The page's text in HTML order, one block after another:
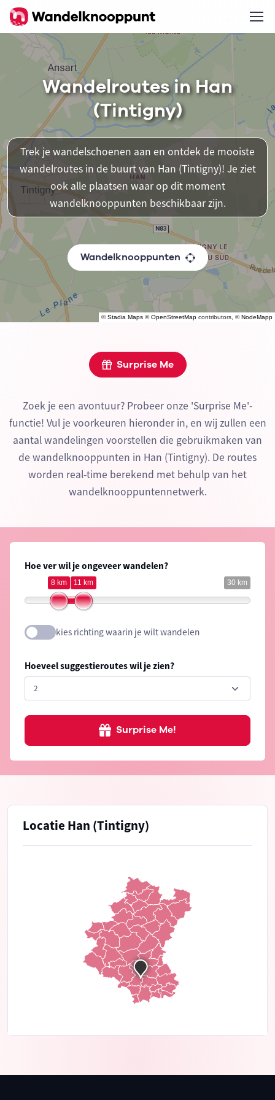
©Stadia Maps ©OpenStreetMap contributors, ©NodeMapp
Wandelroutes in Han
(Tintigny)
Trek je wandelschoenen aan en ontdek de mooiste
wandelroutes in de buurt van Han (Tintigny)! Je ziet
ook alle plaatsen waar op dit moment
wandelknooppunten beschikbaar zijn.
Wandelknooppunten
Surprise Me
Zoek je een avontuur? Probeer onze 'Surprise Me'-
functie! Vul je voorkeuren hieronder in, en wij zullen een
aantal wandelingen voorstellen die gebruikmaken van
de wandelknooppunten in Han (Tintigny). De routes
worden real-time berekend met behulp van het
wandelknooppuntennetwerk.
Hoe ver wil je ongeveer wandelen?
30 km
8 km 11 km
kies richting waarin je wilt wandelen
Hoeveel suggestieroutes wil je zien?
Surprise Me!
Locatie Han (Tintigny)